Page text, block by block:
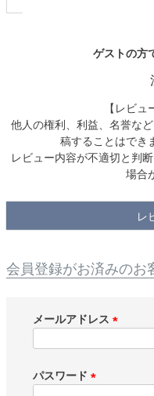
ゲストの方
【レビュ
他人の権利、利益、名誉な
稿することはでき
レビュー内容が不適切と判
場合
レ
会員登録がお済みのお
メールアドレス
)
パスワード